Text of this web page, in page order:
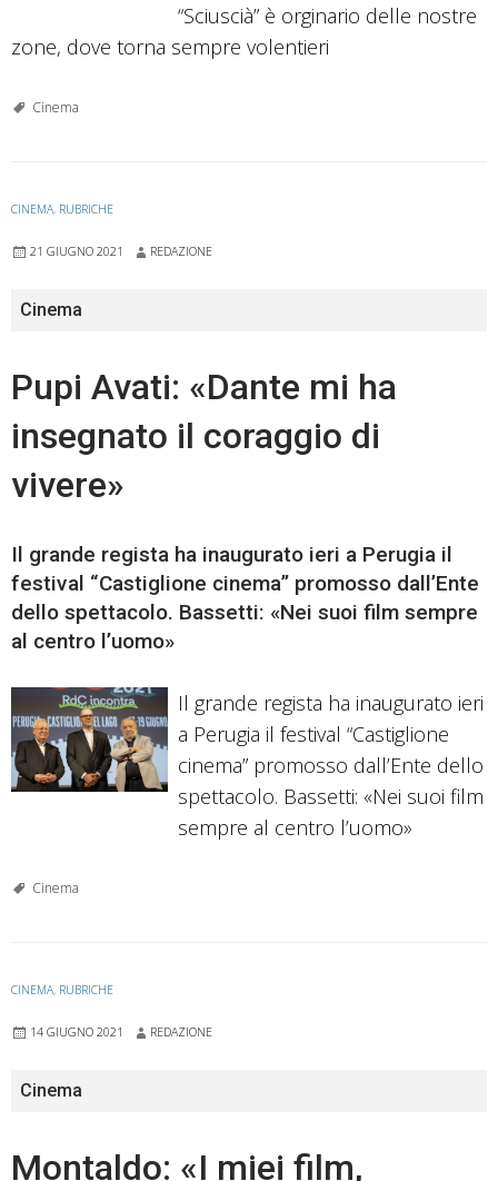
“Sciuscià” è orginario delle nostre
zone, dove torna sempre volentieri
Cinema
CINEMA, RUBRICHE
21 GIUGNO 2021 REDAZIONE
Cinema
Pupi Avati: «Dante mi ha
insegnato il coraggio di
vivere»
Il grande regista ha inaugurato ieri a Perugia il
festival “Castiglione cinema” promosso dall’Ente
dello spettacolo. Bassetti: «Nei suoi film sempre
al centro l’uomo»
Il grande regista ha inaugurato ieri
a Perugia il festival “Castiglione
cinema” promosso dall’Ente dello
spettacolo. Bassetti: «Nei suoi film
sempre al centro l’uomo»
Cinema
CINEMA, RUBRICHE
14 GIUGNO 2021 REDAZIONE
Cinema
Montaldo: «I miei film,